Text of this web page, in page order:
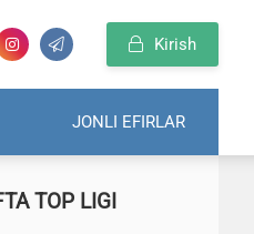
Kirish
JONLI EFIRLAR
TOP LIGI